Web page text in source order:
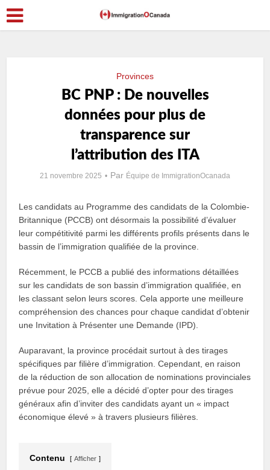
Provinces
BC PNP : De nouvelles
données pour plus de
transparence sur
l’attribution des ITA
21 novembre 2025 Par Équipe de ImmigrationOcanada
Les candidats au Programme des candidats de la Colombie-
Britannique (PCCB) ont désormais la possibilité d’évaluer
leur compétitivité parmi les différents profils présents dans le
bassin de l’immigration qualifiée de la province.
Récemment, le PCCB a publié des informations détaillées
sur les candidats de son bassin d’immigration qualifiée, en
les classant selon leurs scores. Cela apporte une meilleure
compréhension des chances pour chaque candidat d’obtenir
une Invitation à Présenter une Demande (IPD).
Auparavant, la province procédait surtout à des tirages
spécifiques par filière d’immigration. Cependant, en raison
de la réduction de son allocation de nominations provinciales
prévue pour 2025, elle a décidé d’opter pour des tirages
généraux afin d’inviter des candidats ayant un « impact
économique élevé » à travers plusieurs filières.
Contenu Afficher